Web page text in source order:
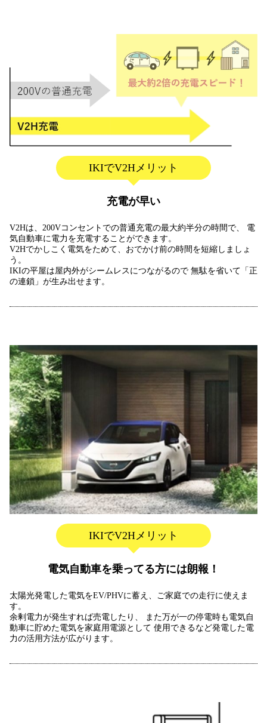
IKIでV2Hメリット
充電が早い
V2Hは、200Vコンセントでの普通充電の最大約半分の時間で、
電
気自動車に電力を充電することができます。
V2Hでかしこく電気をためて、おでかけ前の時間を短縮しましょ
う。
IKIの平屋は屋内外がシームレスにつながるので 無駄を省いて「正
の連鎖」が生み出せます。
IKIでV2Hメリット
電気自動車を乗ってる方には朗報！
太陽光発電した電気をEV/PHVに蓄え、ご家庭での走行に使えま
す。
余剰電力が発生すれば売電したり、
また万が一の停電時も電気自
動車に貯めた電気を家庭用電源として 使用できるなど発電した電
力の活用方法が広がります。